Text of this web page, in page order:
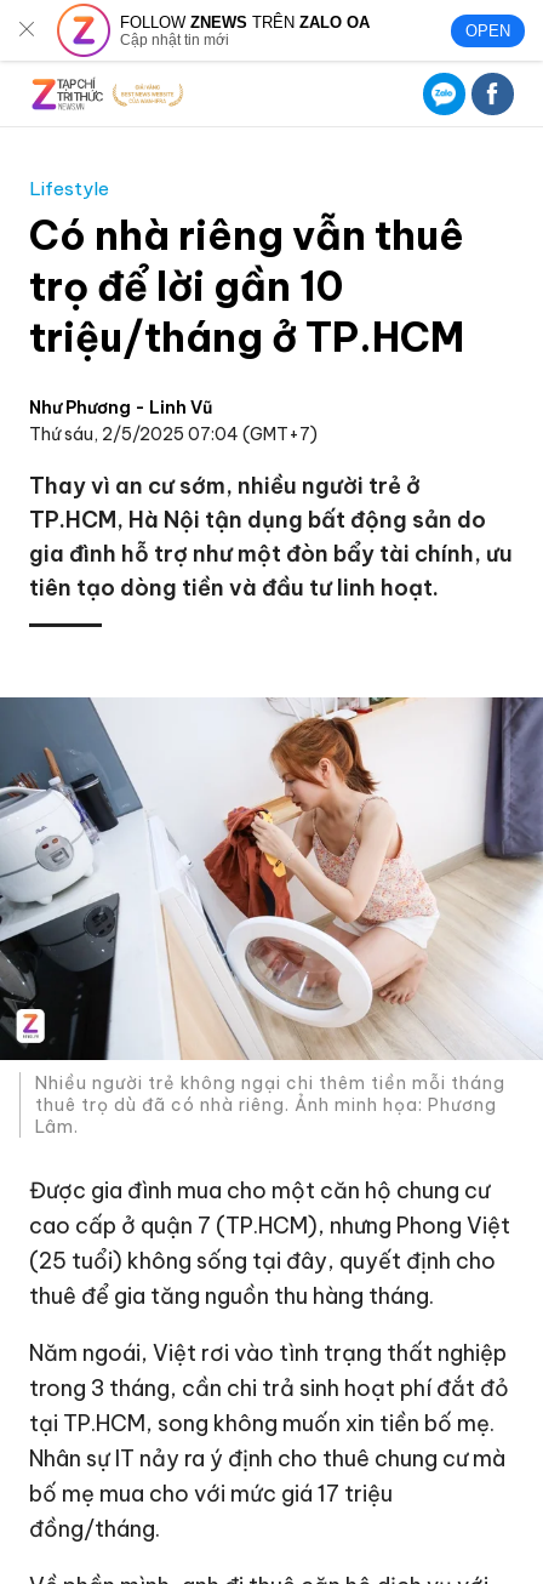
FOLLOWZNEWS TRÊNZALO OA
Cập nhật tin mới OPEN
Lifestyle
Có nhà riêng vẫn thuê
trọ để lời gần 10
triệu/tháng ở TP.HCM
Như Phương - Linh Vũ
Thứ sáu, 2/5/2025 07:04 (GMT+7)
Thay vì an cư sớm, nhiều người trẻ ở
TP.HCM, Hà Nội tận dụng bất động sản do
gia đình hỗ trợ như một đòn bẩy tài chính, ưu
tiên tạo dòng tiền và đầu tư linh hoạt.
Nhiều người trẻ không ngại chi thêm tiền mỗi tháng
thuê trọ dù đã có nhà riêng. Ảnh minh họa: Phương
Lâm.
Được gia đình mua cho một căn hộ chung cư
cao cấp ở quận 7 (TP.HCM), nhưng Phong Việt
(25 tuổi) không sống tại đây, quyết định cho
thuê để gia tăng nguồn thu hàng tháng.
Năm ngoái, Việt rơi vào tình trạng thất nghiệp
trong 3 tháng, cần chi trả sinh hoạt phí đắt đỏ
tại TP.HCM, song không muốn xin tiền bố mẹ.
Nhân sự IT nảy ra ý định cho thuê chung cư mà
bố mẹ mua cho với mức giá 17 triệu
đồng/tháng.